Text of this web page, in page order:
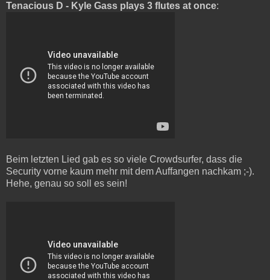
Tenacious D - Kyle Gass plays 3 flutes at once:
Beim letzten Lied gab es so viele Crowdsurfer, dass die
Security vorne kaum mehr mit dem Auffangen nachkam ;-).
Hehe, genau so soll es sein!